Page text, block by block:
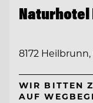
8172
WIR BITTEN
AUF